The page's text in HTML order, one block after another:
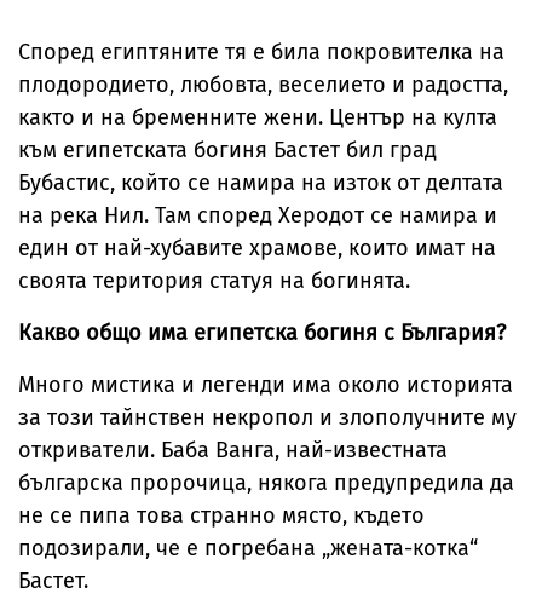
Според египтяните тя е била покровителка на
плодородието, любовта, веселието и радостта,
както и на бременните жени. Център на култа
към египетската богиня Бастет бил град
Бубастис, който се намира на изток от делтата
на река Нил. Там според Херодот се намира и
един от най-хубавите храмове, които имат на
своята територия статуя на богинята.
Какво общо има египетска богиня с България?
Много мистика и легенди има около историята
за този тайнствен некропол и злополучните му
откриватели. Баба Ванга, най-известната
българска пророчица, някога предупредила да
не се пипа това странно място, където
подозирали, че е погребана „жената-котка“
Бастет.